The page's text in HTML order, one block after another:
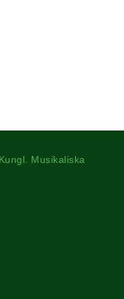
Kungl. Musikaliska